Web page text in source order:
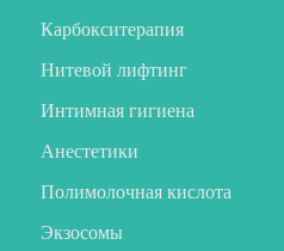
Карбокситерапия
Нитевой лифтинг
Интимная гигиена
Анестетики
Полимолочная кислота
Экзосомы